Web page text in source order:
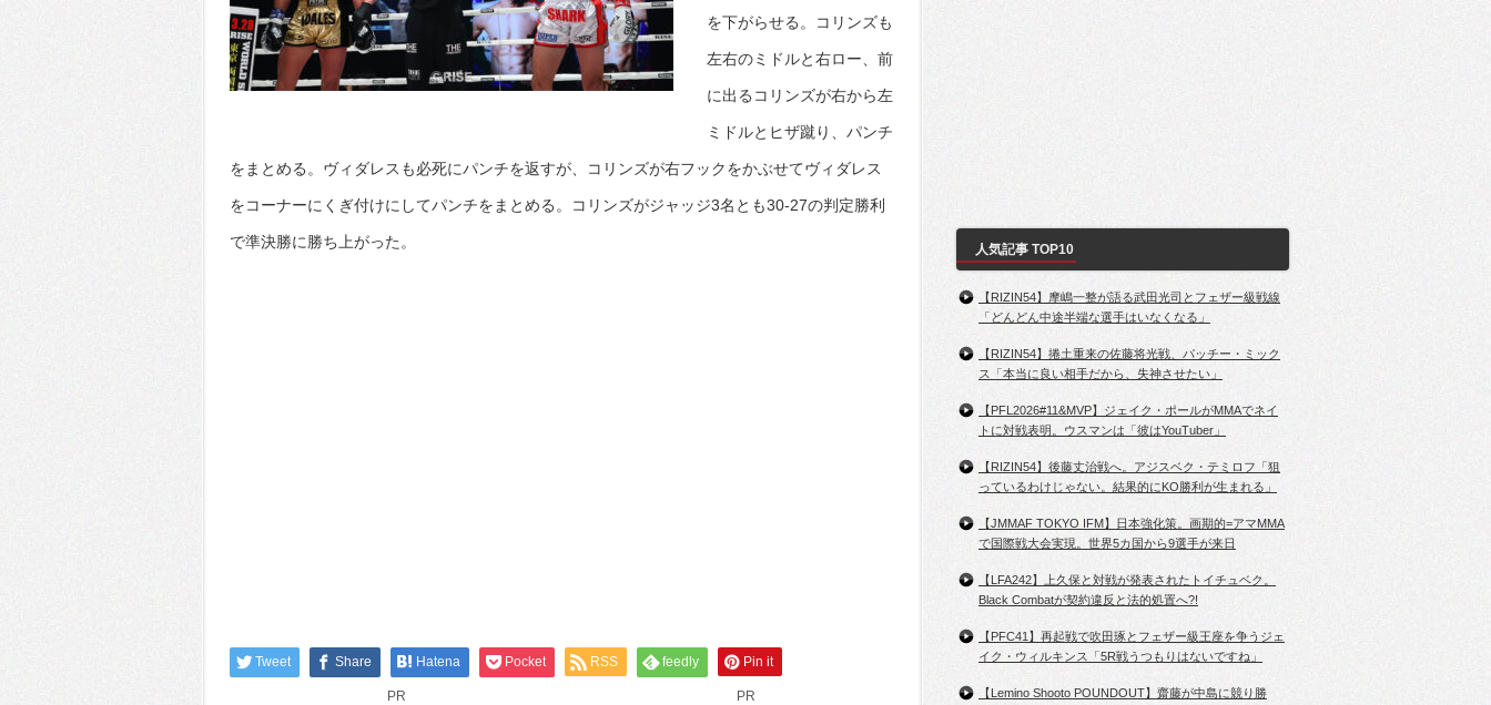
を下がらせる。コリンズも
左右のミドルと右ロー、前
に出るコリンズが右から左
ミドルとヒザ蹴り、パンチ
をまとめる。ヴィダレスも必死にパンチを返すが、コリンズが右フックをかぶせてヴィダレス
をコーナーにくぎ付けにしてパンチをまとめる。コリンズがジャッジ3名とも30-27の判定勝利
で準決勝に勝ち上がった。
Tweet Share Hatena Pocket RSS feedly Pin it
PR PR
人気記事 TOP10
【RIZIN54】摩嶋一整が語る武田光司とフェザー級戦線
「どんどん中途半端な選手はいなくなる」
【RIZIN54】捲土重来の佐藤将光戦、パッチー・ミック
ス「本当に良い相手だから、失神させたい」
【PFL2026#11&MVP】ジェイク・ポールがMMAでネイ
トに対戦表明。ウスマンは「彼はYouTuber」
【RIZIN54】後藤丈治戦へ。アジスベク・テミロフ「狙
っているわけじゃない。結果的にKO勝利が生まれる」
【JMMAF TOKYO IFM】日本強化策。画期的=アマMMA
で国際戦大会実現。世界5カ国から9選手が来日
【LFA242】上久保と対戦が発表されたトイチュベク。
Black Combatが契約違反と法的処置へ?!
【PFC41】再起戦で吹田琢とフェザー級王座を争うジェ
イク・ウィルキンス「5R戦うつもりはないですね」
【Lemino Shooto POUNDOUT】齋藤が中島に競り勝